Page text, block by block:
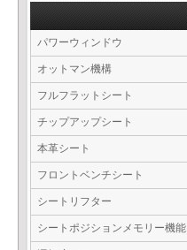
パワーウィンドウ
オットマン機構
フルフラットシート
チップアップシート
本革シート
フロントベンチシート
シートリフター
シートポジションメモリー機能